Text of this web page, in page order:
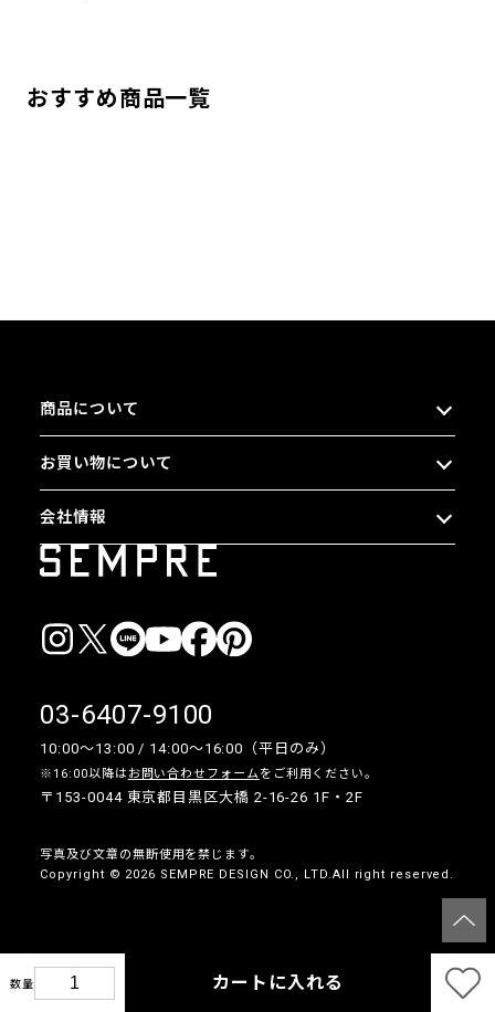
数量 カートに入れる
おすすめ商品一覧
商品について
お買い物について
会社情報
03-6407-9100
10:00〜13:00 / 14:00〜16:00（平日のみ）
※16:00以降は お問い合わせフォームをご利用ください。
〒153-0044 東京都目黒区大橋 2-16-26 1F・2F
写真及び文章の無断使用を禁じます。
Copyright © 2026 SEMPRE DESIGN CO., LTD.All right reserved.